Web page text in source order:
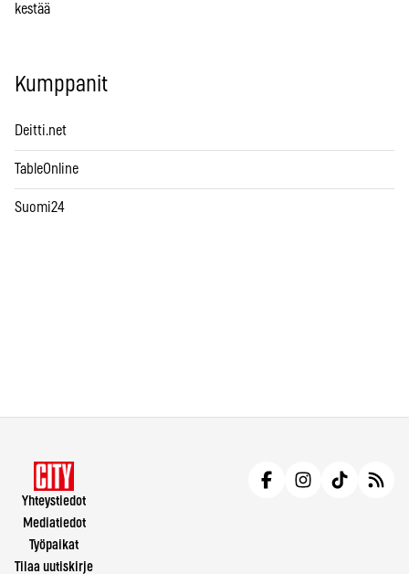
kestää
Kumppanit
Deitti.net
TableOnline
Suomi24
Yhteystiedot
Mediatiedot
Työpaikat
Tilaa uutiskirje